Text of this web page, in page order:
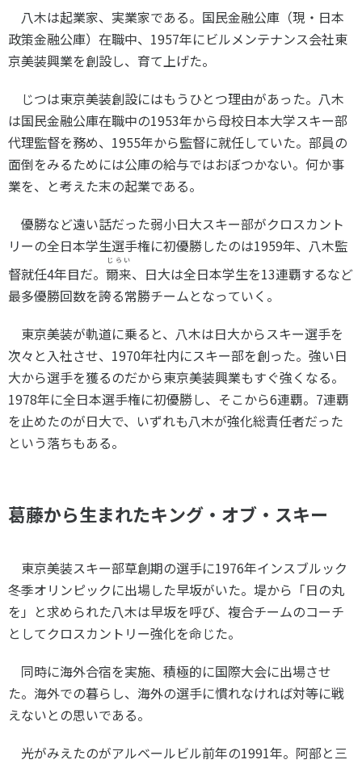
八木は起業家、実業家である。国民金融公庫（現・日本
政策金融公庫）在職中、 1957年にビルメンテナンス会社東
京美装興業を創設し、育て上げた。
じつは東京美装創設にはもうひとつ理由があった。八木
は国民金融公庫在職中の1953年から母校日本大学スキー部
代理監督を務め、 1955年から監督に就任していた。部員の
面倒をみるためには公庫の給与ではおぼつかない。何か事
業を、と考えた末の起業である。
優勝など遠い話だった弱小日大スキー部がクロスカント
リーの全日本学生選手権に初優勝したのは1959年、八木監
督就任4年目だ。 爾来
じらい
、日大は全日本学生を13連覇するなど
最多優勝回数を誇る常勝チームとなっていく。
東京美装が軌道に乗ると、八木は日大からスキー選手を
次々と入社させ、 1970年社内にスキー部を創った。強い日
大から選手を獲るのだから東京美装興業もすぐ強くなる。
1978年に全日本選手権に初優勝し、そこから6連覇。 7連覇
を止めたのが日大で、いずれも八木が強化総責任者だった
という落ちもある。
葛藤から生まれたキング・オブ・スキー
東京美装スキー部草創期の選手に1976年インスブルック
冬季オリンピックに出場した早坂がいた。堤から「日の丸
を」と求められた八木は早坂を呼び、複合チームのコーチ
としてクロスカントリー強化を命じた。
同時に海外合宿を実施、積極的に国際大会に出場させ
た。海外での暮らし、海外の選手に慣れなければ対等に戦
えないとの思いである。
光がみえたのがアルベールビル前年の1991年。阿部と三